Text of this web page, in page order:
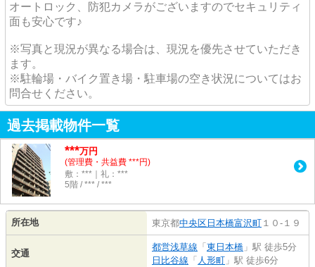
オートロック、防犯カメラがございますのでセキュリティ
面も安心です♪
※写真と現況が異なる場合は、現況を優先させていただき
ます。
※駐輪場・バイク置き場・駐車場の空き状況についてはお
問合せください。
過去掲載物件一覧
***万円
(管理費・共益費 ***円)
敷：***｜礼：***
5階 / *** / ***
所在地 東京都中央区 日本橋富沢町 １０-１９
交通
都営浅草線 「 東日本橋 」駅 徒歩5分
日比谷線 「 人形町 」駅 徒歩6分